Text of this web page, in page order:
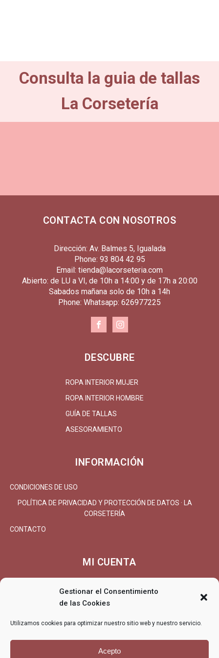
Gestionar el Consentimiento
de las Cookies
Utilizamos cookies para optimizar nuestro sitio web y nuestro servicio.
Acepto
Consulta la guia de tallas
La Corsetería
CONTACTA CON NOSOTROS
Dirección: Av. Balmes 5, Igualada
Phone: 93 804 42 95
Email: tienda@lacorseteria.com
Abierto: de LU a VI, de 10h a 14:00 y de 17h a 20:00
Sabados mañana solo de 10h a 14h
Phone: Whatsapp: 626977225
DESCUBRE
ROPA INTERIOR MUJER
ROPA INTERIOR HOMBRE
GUÍA DE TALLAS
ASESORAMIENTO
INFORMACIÓN
CONDICIONES DE USO
POLÍTICA DE PRIVACIDAD Y PROTECCIÓN DE DATOS · LA
CORSETERÍA
CONTACTO
MI CUENTA
MI CUENTA/REGISTRARSE
CARRITO
DEVOLUCIONES/REEMBOLSO